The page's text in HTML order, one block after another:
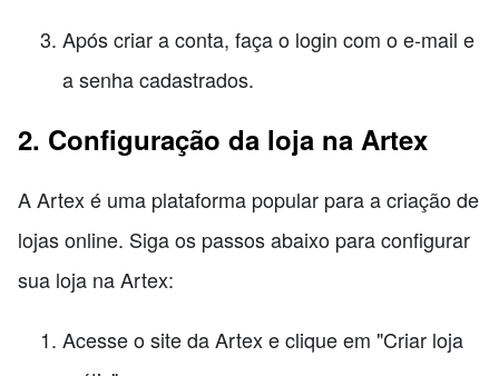
Após criar a conta, faça o login com o e-mail e
a senha cadastrados.
2. Configuração da loja na Artex
A Artex é uma plataforma popular para a criação de
lojas online. Siga os passos abaixo para configurar
sua loja na Artex:
Acesse o site da Artex e clique em "Criar loja